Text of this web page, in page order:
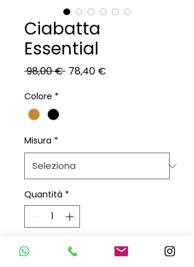
Ciabatta
Essential
98,00 € Prezzo
78,40 €
Colore *
Misura *
Quantità *
Aggiungi al carrello